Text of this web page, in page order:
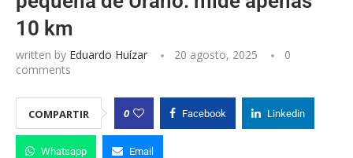
10 km
written by Eduardo Huízar 20 agosto, 2025
0
comments
COMPARTIR 0 Facebook Linkedin
Whatsapp Email